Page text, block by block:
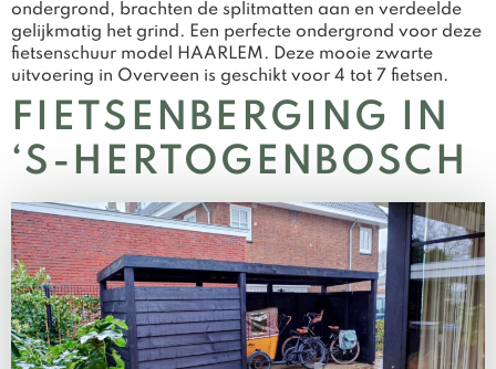
ondergrond, brachten de splitmatten aan en verdeelde
gelijkmatig het grind. Een perfecte ondergrond voor deze
fietsenschuur model HAARLEM. Deze mooie zwarte
uitvoering in Overveen is geschikt voor 4 tot 7 fietsen.
FIETSENBERGING IN
‘S-HERTOGENBOSCH